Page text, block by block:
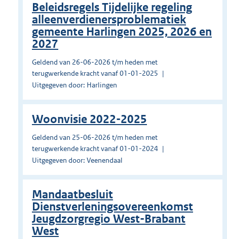
Beleidsregels Tijdelijke regeling
alleenverdienersproblematiek
gemeente Harlingen 2025, 2026 en
2027
Geldend van 26-06-2026 t/m heden met
terugwerkende kracht vanaf 01-01-2025
Uitgegeven door: Harlingen
Woonvisie 2022-2025
Geldend van 25-06-2026 t/m heden met
terugwerkende kracht vanaf 01-01-2024
Uitgegeven door: Veenendaal
Mandaatbesluit
Dienstverleningsovereenkomst
Jeugdzorgregio West-Brabant
West